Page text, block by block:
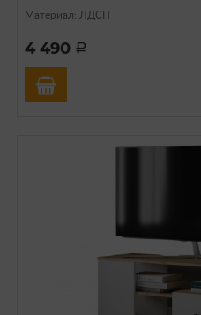
Материал: ЛДСП
4 490 a